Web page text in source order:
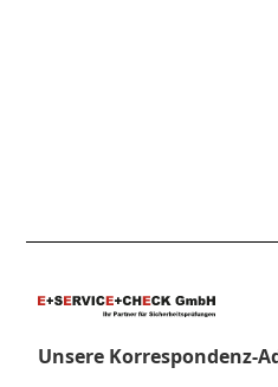
Unsere Korrespondenz-